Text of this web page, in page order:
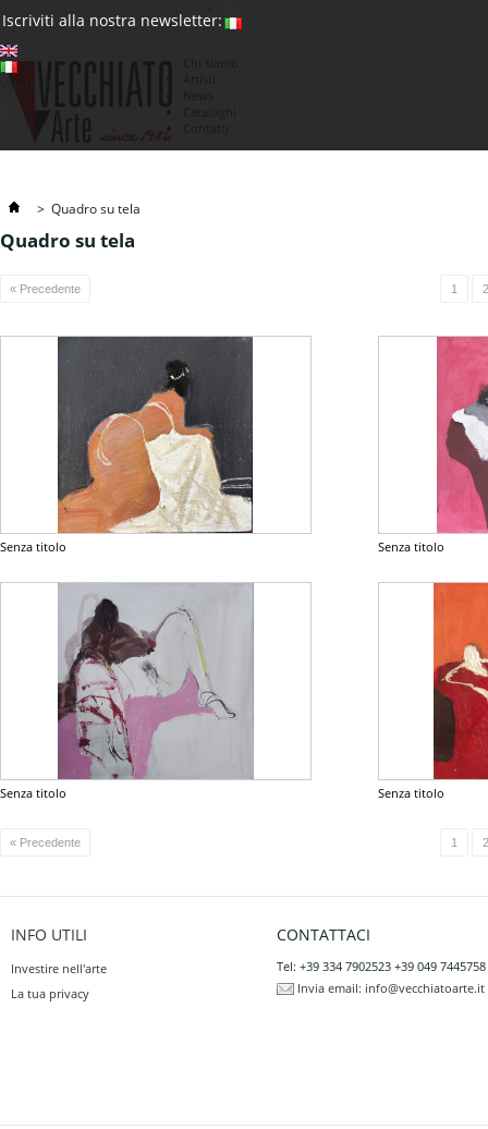
Iscriviti alla nostra newsletter:
> Quadro su tela
Quadro su tela
« Precedente 1 2
Senza titolo Senza titolo
Senza titolo Senza titolo
« Precedente 1 2
INFO UTILI
Investire nell'arte
La tua privacy
CONTATTACI
Tel: +39 334 7902523 +39 049 7445758
Invia email: info@vecchiatoarte.it